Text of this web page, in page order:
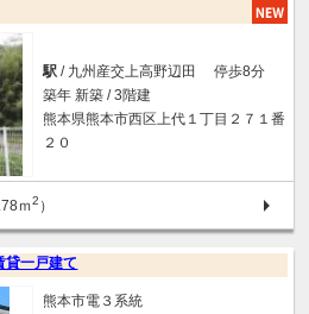
駅 / 九州産交上高野辺田 停歩8分
築年 新築 / 3階建
熊本県熊本市西区上代１丁目２７１番
２０
ｍ2 ）
貸一戸建て
熊本市電３系統